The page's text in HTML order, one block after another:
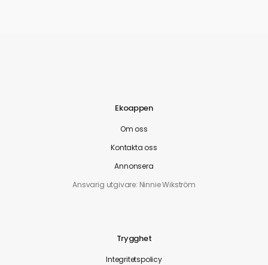
Ekoappen
Om oss
Kontakta oss
Annonsera
Ansvarig utgivare: Ninnie Wikström
Trygghet
Integritetspolicy